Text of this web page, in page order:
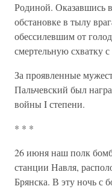
Родиной. Оказавшись
обстановке в тылу
обессилевшим от
смертельную схватку
За проявленные
Пальчевский был
войны I степени.
* * *
26 июня наш полк
станции Навля,
Брянска. В эту ночь с